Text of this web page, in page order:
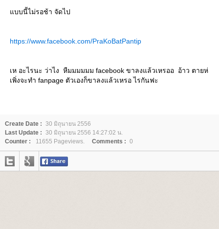
บบนี้ไม่รอช้า จัดไป
https://www.facebook.com/PraKoBatPantip
เห อะไรนะ ว่าไง หืมมมมมม facebook ขาลงแล้วเหรออ อ้าว ตายห่
เพิ่งจะทำ fanpage ตัวเองก็ขาลงแล้วเหรอ ไรกันฟะ
Create Date : 30 มิถุนายน 2556
Last Update : 30 มิถุนายน 2556 14:27:02 น.
Counter :
11655 Pageviews. Comments : 0